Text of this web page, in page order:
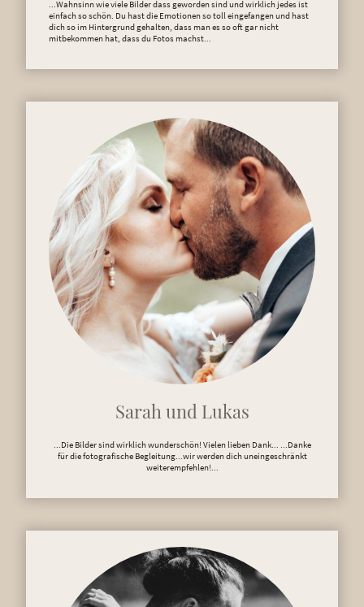
...Wahnsinn wie viele Bilder dass geworden sind und wirklich jedes ist
einfach so schön. Du hast die Emotionen so toll eingefangen und hast
dich so im Hintergrund gehalten, dass man es so oft gar nicht
mitbekommen hat, dass du Fotos machst...
Sarah und Lukas
...Die Bilder sind wirklich wunderschön! Vielen lieben Dank... ...Danke
für die fotografische Begleitung...wir werden dich uneingeschränkt
weiterempfehlen!...